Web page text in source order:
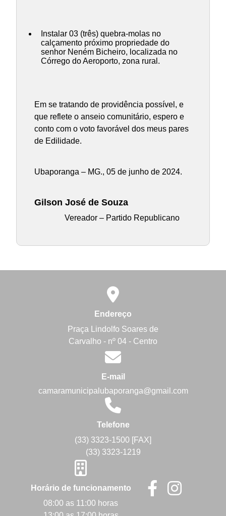
Instalar 03 (três) quebra-molas no
calçamento próximo propriedade do
senhor Neném Bicheiro, localizada no
Córrego do Aeroporto, zona rural.
Em se tratando de providência possível, e
que reflete o anseio comunitário, espero e
conto com o voto favorável dos meus pares
de Edilidade.
Ubaporanga – MG., 05 de junho de 2024.
Gilson José de Souza
Vereador – Partido Republicano
Endereço
Praça Lindolfo Soares de
Carvalho - nº 04 - Centro
E-mail
camaramunicipalubaporanga@gmail.com
Telefone
(33) 3323-1500 [FAX]
(33) 3323-1219
Horário de funcionamento
08:00 as 11:00 horas